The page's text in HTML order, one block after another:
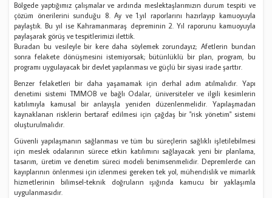
Bölgede yaptığımız çalışmalar ve ardında meslektaşlarımızın durum tespiti ve
çözüm önerilerini sunduğu 8. Ay ve 1.yıl raporlarını hazırlayıp kamuoyuyla
paylaştık. Bu yıl ise Kahramanmaraş depreminin 2. Yıl raporunu kamuoyuyla
paylaşarak görüş ve tespitlerimizi ilettik.
Buradan bu vesileyle bir kere daha söylemek zorundayız; Afetlerin bundan
sonra felakete dönüşmesini istemiyorsak; bütünlüklü bir plan, program, bu
programı uygulayacak bir devlet yapılanması ve güçlü bir siyasi irade şarttır.
Benzer felaketleri bir daha yaşamamak için derhal adım atılmalıdır. Yapı
denetimi sistemi TMMOB ve bağlı Odalar, üniversiteler ve ilgili kesimlerin
katılımıyla kamusal bir anlayışla yeniden düzenlenmelidir. Yapılaşmadan
kaynaklanan risklerin bertaraf edilmesi için çağdaş bir "risk yönetim" sistemi
oluşturulmalıdır.
Güvenli yapılaşmanın sağlanması ve tüm bu süreçlerin sağlıklı işletilebilmesi
için meslek odalarının sürece etkin katılımını sağlayacak yeni bir planlama,
tasarım, üretim ve denetim süreci modeli benimsenmelidir. Depremlerde can
kayıplarının önlenmesi için izlenmesi gereken tek yol, mühendislik ve mimarlık
hizmetlerinin bilimsel-teknik doğruların ışığında kamucu bir yaklaşımla
uygulanmasıdır.